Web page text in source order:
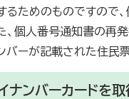
るためのものですので、
、個人番号通知書の再
バーが記載された住民
ナンバーカードを